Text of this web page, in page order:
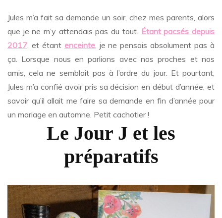
Jules m’a fait sa demande un soir, chez mes parents, alors
que je ne m’y attendais pas du tout. Étant pacsés depuis
2017, et étant enceinte, je ne pensais absolument pas à
ça. Lorsque nous en parlions avec nos proches et nos
amis, cela ne semblait pas à l’ordre du jour. Et pourtant,
Jules m’a confié avoir pris sa décision en début d’année, et
savoir qu’il allait me faire sa demande en fin d’année pour
un mariage en automne. Petit cachotier !
Le Jour J et les
préparatifs